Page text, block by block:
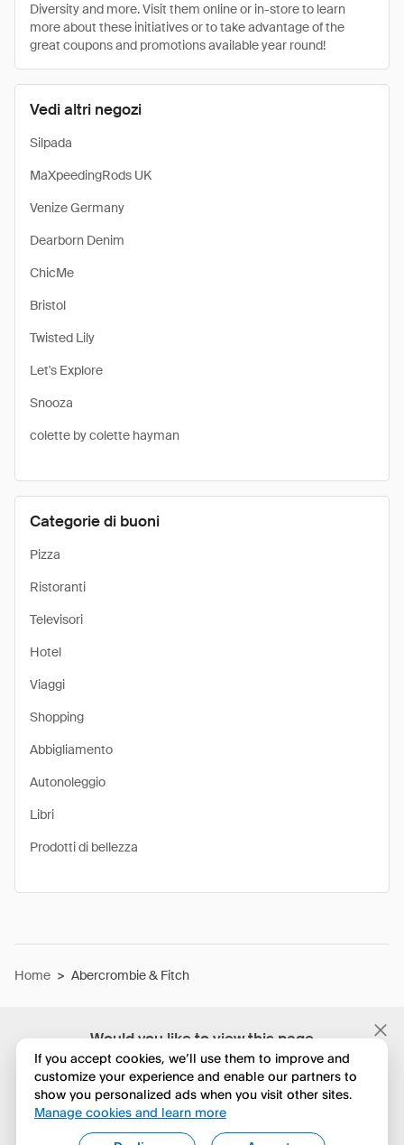
Would you like to view this page
in English?
No, continua a esplorare
Diversity and more. Visit them online or in-store to learn
more about these initiatives or to take advantage of the
great coupons and promotions available year round!
Vedi altri negozi
Silpada
MaXpeedingRods UK
Venize Germany
Dearborn Denim
ChicMe
Bristol
Twisted Lily
Let's Explore
Snooza
colette by colette hayman
Categorie di buoni
Pizza
Ristoranti
Televisori
Hotel
Viaggi
Shopping
Abbigliamento
Autonoleggio
Libri
Prodotti di bellezza
Home > Abercrombie & Fitch
If you accept cookies, we’ll use them to improve and
customize your experience and enable our partners to
show you personalized ads when you visit other sites.
Manage cookies and learn more